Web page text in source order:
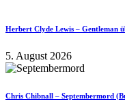
Herbert Clyde Lewis – Gentleman
5. August 2026
Chris Chibnall – Septembermord